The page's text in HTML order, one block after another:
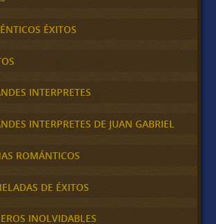
ÉXITOS
INTERPRETES
INTERPRETES DE JUAN GABRIEL
ROMÁNTICOS
DE ÉXITOS
INOLVIDABLES